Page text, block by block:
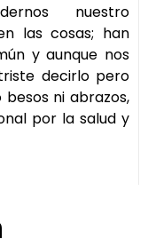
nuestro
las cosas; han
y aunque nos
decirlo pero
ni abrazos,
por la salud y